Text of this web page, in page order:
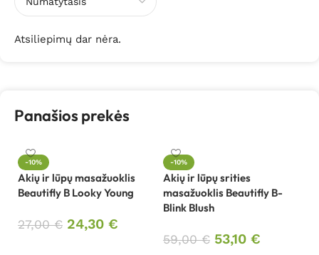
Atsiliepimų dar nėra.
Panašios prekės
-10%
Akių ir lūpų masažuoklis
Beautifly B Looky Young
27,00€ 24,30 €
-10%
Akių ir lūpų srities
masažuoklis Beautifly B-
Blink Blush
59,00€ 53,10 €